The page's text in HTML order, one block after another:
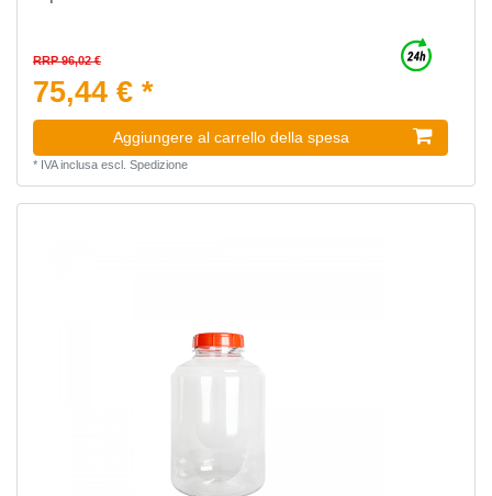
RRP 96,02 €
75,44 € *
Aggiungere al carrello della spesa
* IVA inclusaescl. Spedizione